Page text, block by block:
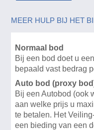
MEER HULP BIJ HET
Normaal bod
Bij een bod doet u
bepaald vast bedrag
Auto bod (proxy
Bij een Autobod (ook
aan welke prijs u
te betalen. Het
een bieding van een